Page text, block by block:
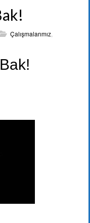
Çalışmalarımız